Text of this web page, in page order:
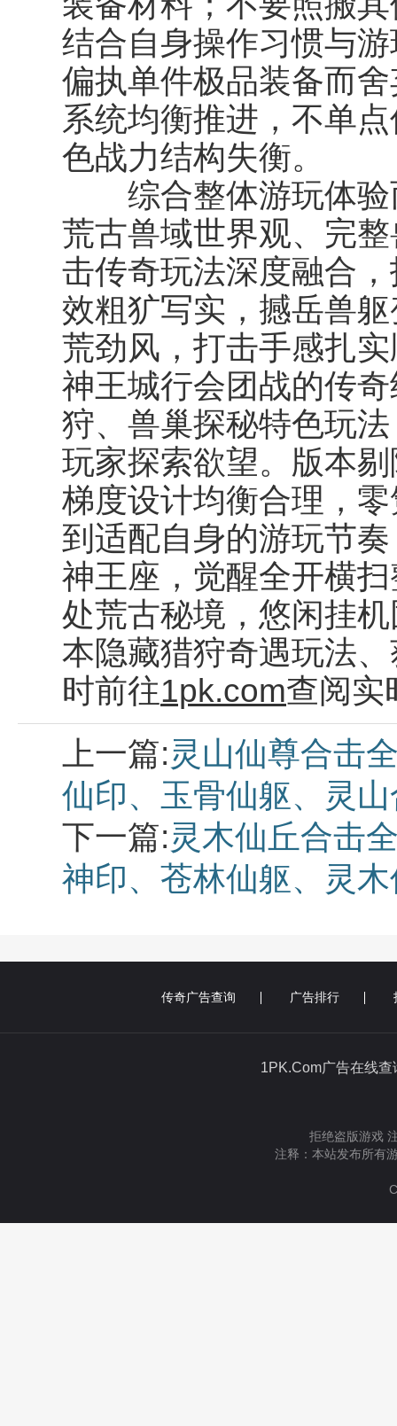
结合自身操作习惯与
偏执单件极品装备而
系统均衡推进，不单
色战力结构失衡。
综合整体游玩体验
荒古兽域世界观、完
击传奇玩法深度融合
效粗犷写实，撼岳兽
荒劲风，打击手感扎
神王城行会团战的传
狩、兽巢探秘特色玩
玩家探索欲望。版本
梯度设计均衡合理，
到适配自身的游玩节
神王座，觉醒全开横
处荒古秘境，悠闲挂
本隐藏猎狩奇遇玩法
时前往1pk.com查阅实
上一篇:灵山仙尊合击
仙印、玉骨仙躯、灵
下一篇:灵木仙丘合击
神印、苍林仙躯、灵
传奇广告查询 广告排行
1PK.Com广告在
拒绝盗版游戏
注释：本站发布所有